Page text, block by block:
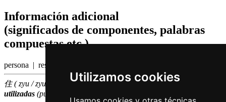
Utilizamos cookies
Información adicional
(significados de componentes, palabras
compuestas etc.)
persona | residir
住 ( zyu / zyu6 ) hace parte de las 500 caracteres chinas
utilizadas (puesto número